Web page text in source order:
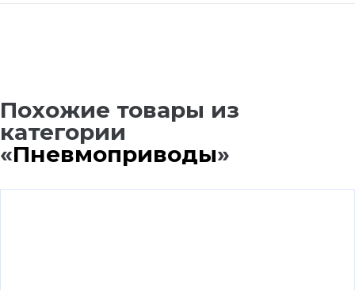
Похожие товары из
категории
«Пневмоприводы»